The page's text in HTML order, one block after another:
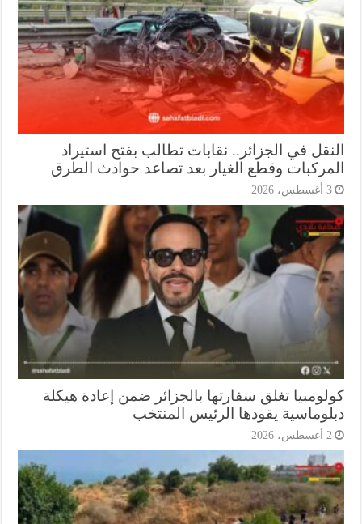
في الجزائر.. نقابات تطالب بفتح استيراد
وقطع الغيار بعد تصاعد حوادث الطرق
تغلق سفارتها بالجزائر ضمن إعادة هيكلة
يقودها الرئيس المنتخب